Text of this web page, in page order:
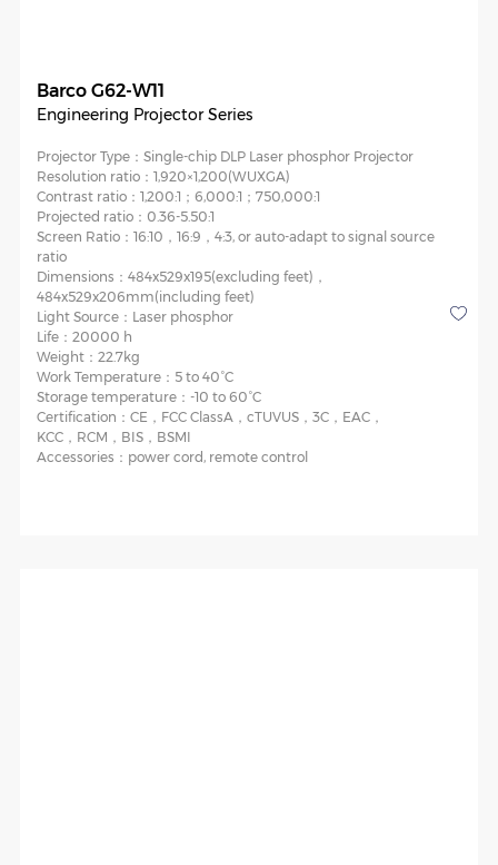
Barco G62-W11
Engineering Projector Series
Projector Type： Single-chip DLP Laser phosphor Projector
Resolution ratio： 1,920×1,200(WUXGA)
Contrast ratio： 1,200:1；6,000:1；750,000:1
Projected ratio： 0.36-5.50:1
Screen Ratio： 16:10，16:9，4:3, or auto-adapt to signal source
ratio
Dimensions： 484x529x195(excluding feet)，
484x529x206mm(including feet)
Light Source： Laser phosphor
Life： 20000 h
Weight： 22.7kg
Work Temperature： 5 to 40°C
Storage temperature： -10 to 60°C
Certification： CE，FCC ClassA，cTUVUS，3C，EAC，
KCC，RCM，BIS，BSMI
Accessories： power cord, remote control